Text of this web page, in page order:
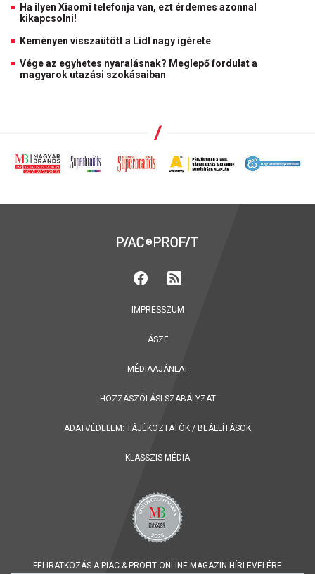
Ha ilyen Xiaomi telefonja van, ezt érdemes azonnal
kikapcsolni!
Keményen visszaütött a Lidl nagy ígérete
Vége az egyhetes nyaralásnak? Meglepő fordulat a
magyarok utazási szokásaiban
IMPRESSZUM
ÁSZF
MÉDIAAJÁNLAT
HOZZÁSZÓLÁSI SZABÁLYZAT
ADATVÉDELEM: TÁJÉKOZTATÓK / BEÁLLÍTÁSOK
KLASSZIS MÉDIA
FELIRATKOZÁS A PIAC & PROFIT ONLINE MAGAZIN HÍRLEVELÉRE